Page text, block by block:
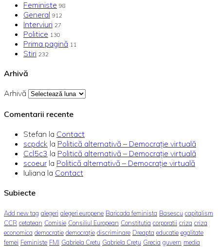
Feministe 98
General 912
Interviuri 27
Politice 130
Prima pagină 11
Stiri 232
Arhivă
Arhivă
Comentarii recente
Stefan la Contact
scpdck la Politică alternativă – Democraţie virtuală
Ccl5c3 la Politică alternativă – Democraţie virtuală
scoeur la Politică alternativă – Democraţie virtuală
Iuliana la Contact
Subiecte
Add new tag alegeri alegeri europene Baricada feminista Basescu capitalism
CCR cetatean Comisie Consiliul European Constitutia corporatii criza criza
economica democratie democrație discriminare Dreapta educatie egalitate
femei Feministe FMI Gabriela Cretu Gabriela Crețu Grecia guvern media